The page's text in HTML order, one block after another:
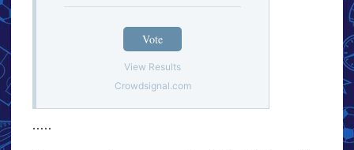
Vote
View Results
Crowdsignal.com
·····